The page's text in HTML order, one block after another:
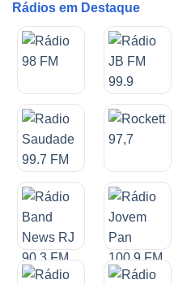
Rádios em Destaque